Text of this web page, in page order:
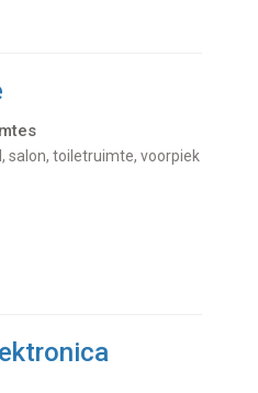
salon, toiletruimte, voorpiek